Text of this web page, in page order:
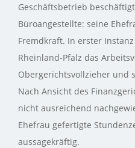
Geschäftsbetrieb
Büroangestellte: seine
Fremdkraft. In erster
Rheinland-Pfalz das
Obergerichtsvollzieher und
Nach Ansicht des
nicht ausreichend
Ehefrau gefertigte
aussagekräftig.